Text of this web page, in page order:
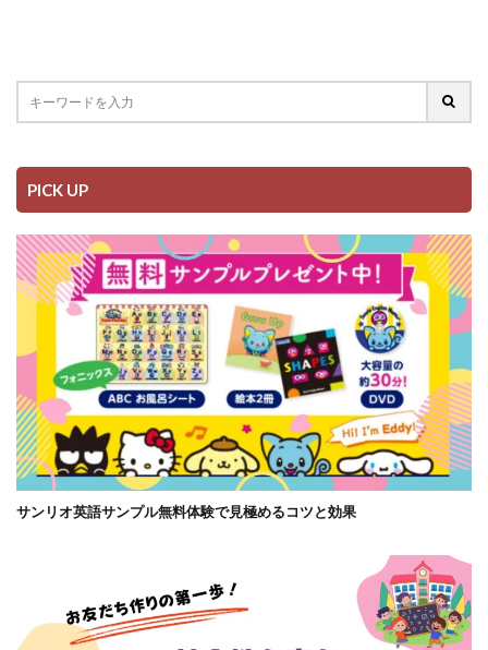
PICK UP
サンリオ英語サンプル無料体験で見極めるコツと効果